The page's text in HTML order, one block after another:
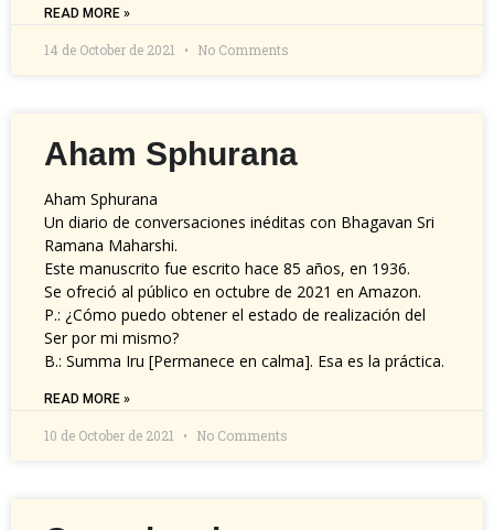
READ MORE »
14 de October de 2021 No Comments
Aham Sphurana
Aham Sphurana
Un diario de conversaciones inéditas con Bhagavan Sri
Ramana Maharshi.
Este manuscrito fue escrito hace 85 años, en 1936.
Se ofreció al público en octubre de 2021 en Amazon.
P.: ¿Cómo puedo obtener el estado de realización del
Ser por mi mismo?
B.: Summa Iru [Permanece en calma]. Esa es la práctica.
READ MORE »
10 de October de 2021 No Comments